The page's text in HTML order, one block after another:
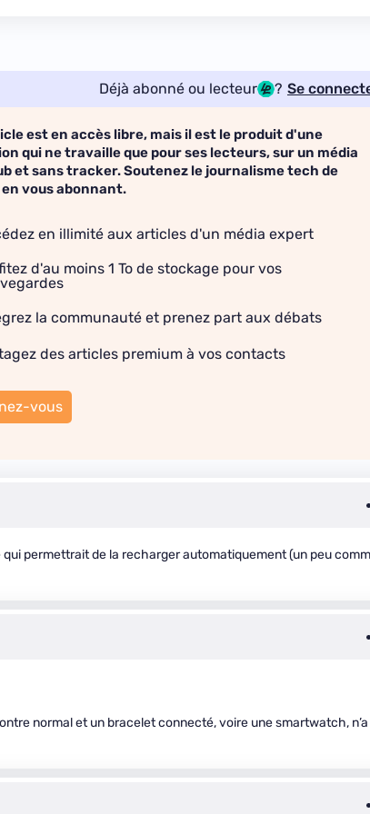
Déjà abonné ou lecteur ? Se
est en accès libre, mais il est le produit d'une
qui ne travaille que pour ses lecteurs, sur un média
et sans tracker. Soutenez le journalisme tech de
vous abonnant.
en illimité aux articles d'un média expert
d'au moins 1 To de stockage pour vos
la communauté et prenez part aux débats
des articles premium à vos contacts
vous
permettrait de la recharger automatiquement (un peu
normal et un bracelet connecté, voire une smartwatch, n’a